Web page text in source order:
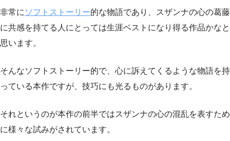
非常にソフトストーリー的な物語であり、スザンナの心の葛藤
に共感を持てる人にとっては生涯ベストになり得る作品かなと
思います。
そんなソフトストーリー的で、心に訴えてくるような物語を持
っている本作ですが、技巧にも光るものがあります。
それというのが本作の前半ではスザンナの心の混乱を表すため
に様々な試みがされています。